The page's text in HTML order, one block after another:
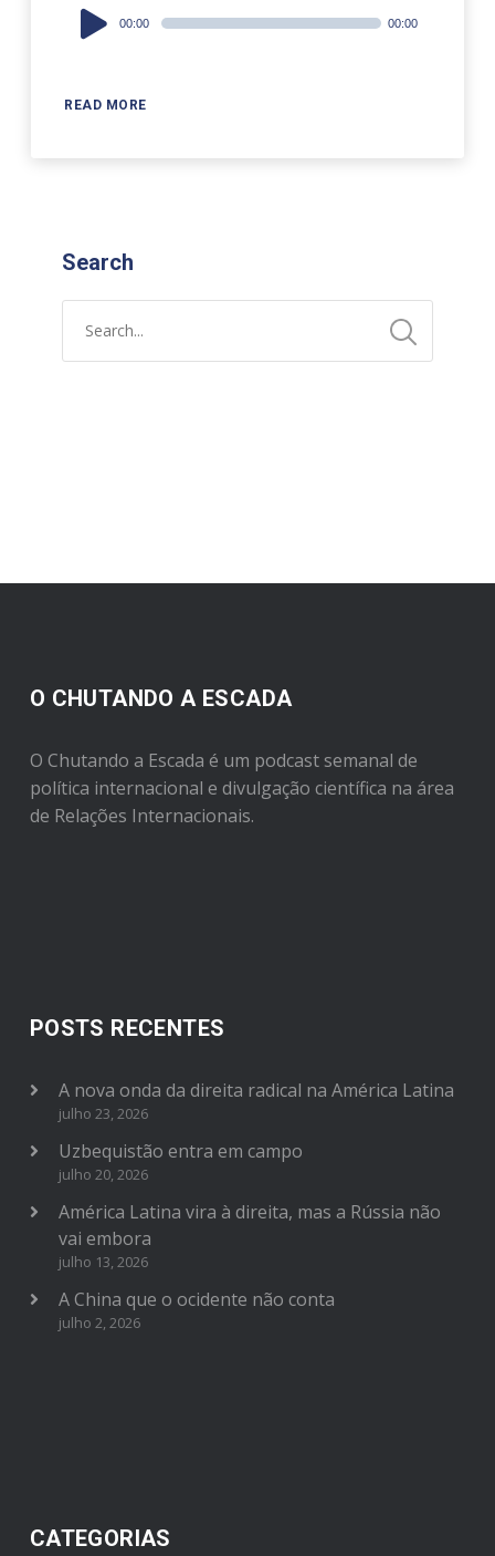
READ MORE
Audio
Player
00:00 00:00
Search
O CHUTANDO A ESCADA
O Chutando a Escada é um podcast semanal de
política internacional e divulgação científica na área
de Relações Internacionais.
POSTS RECENTES
A nova onda da direita radical na América Latina
julho 23, 2026
Uzbequistão entra em campo
julho 20, 2026
América Latina vira à direita, mas a Rússia não
vai embora
julho 13, 2026
A China que o ocidente não conta
julho 2, 2026
CATEGORIAS